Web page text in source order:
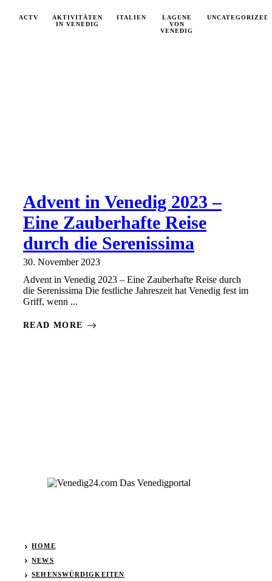
ACTV
AKTIVITÄTEN
IN VENEDIG
ITALIEN
LAGUNE
VON
VENEDIG
UNCATEGORIZED
Advent in Venedig 2023 –
Eine Zauberhafte Reise
durch die Serenissima
30. November 2023
Advent in Venedig 2023 – Eine Zauberhafte Reise durch
die Serenissima Die festliche Jahreszeit hat Venedig fest im
Griff, wenn ...
READ MORE
HOME
NEWS
SEHENSWÜRDIGKEITEN